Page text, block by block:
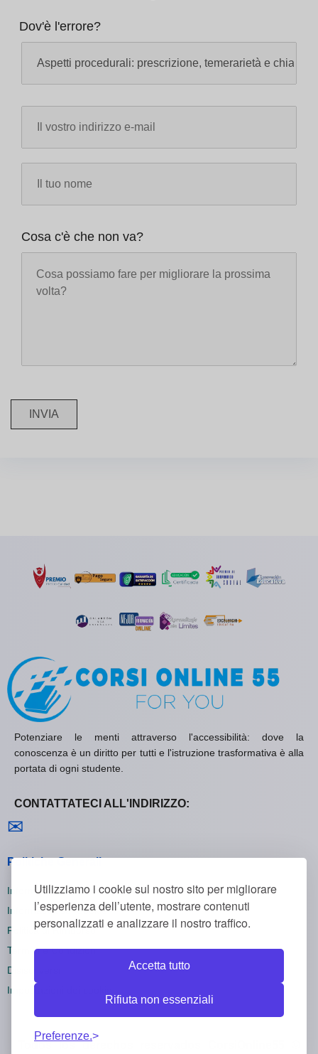
Utilizziamo i cookie sul nostro sito per migliorare
l’esperienza dell’utente, mostrare contenuti
personalizzati e analizzare il nostro traffico.
Accetta tutto
Rifiuta non essenziali
Preferenze.
Dov'è l'errore?
Cosa c'è che non va?
INVIA
Potenziare le menti attraverso l'accessibilità: dove la
conoscenza è un diritto per tutti e l'istruzione trasformativa è alla
portata di ogni studente.
CONTATTATECI ALL'INDIRIZZO:
✉
Politiche Generali
Informativa sulla Privacy
Informativa sui Cookie
Politica di Rimborso
Termini e Condizioni
Disiscriversi
Impostazioni dei cookie
Todos los derechos reservados CorsiOnline55 ©